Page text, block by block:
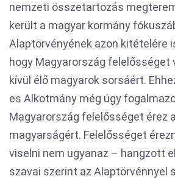
nemzeti összetartozás
került a magyar kormány
Alaptörvényének azon kitételére
hogy Magyarország felelősséget
kívül élő magyarok sorsáért.
es Alkotmány még úgy
Magyarország felelősséget érez
magyarságért. Felelősséget
viselni nem ugyanaz – hangzott
szavai szerint az Alaptörvénnyel